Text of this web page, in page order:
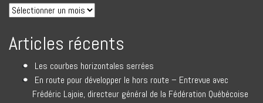
Articles récents
Les courbes horizontales serrées
En route pour développer le hors route – Entrevue avec
Frédéric Lajoie, directeur général de la Fédération Québécoise